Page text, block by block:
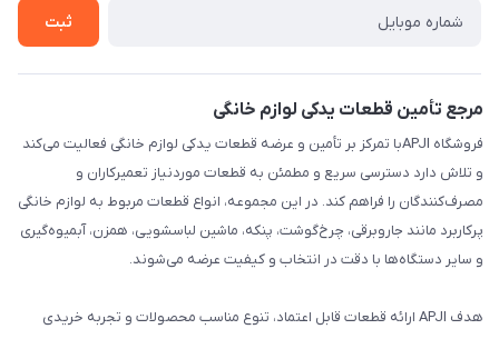
ثبت
مرجع تأمین قطعات یدکی لوازم خانگی
فروشگاه APJIبا تمرکز بر تأمین و عرضه قطعات یدکی لوازم خانگی فعالیت می‌کند
و تلاش دارد دسترسی سریع و مطمئن به قطعات موردنیاز تعمیرکاران و
مصرف‌کنندگان را فراهم کند. در این مجموعه، انواع قطعات مربوط به لوازم خانگی
پرکاربرد مانند جاروبرقی، چرخ‌گوشت، پنکه، ماشین لباسشویی، همزن، آبمیوه‌گیری
و سایر دستگاه‌ها با دقت در انتخاب و کیفیت عرضه می‌شوند.
هدف APJI ارائه قطعات قابل اعتماد، تنوع مناسب محصولات و تجربه خریدی